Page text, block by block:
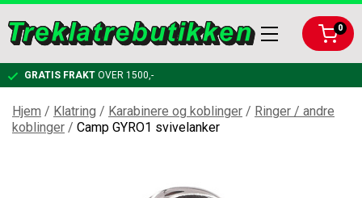
0
KARABINERE OG KOBLINGER
GRATIS FRAKT OVER 1500,-
Hjem / Klatring / Karabinere og koblinger / Ringer / andre
koblinger / Camp GYRO1 svivelanker